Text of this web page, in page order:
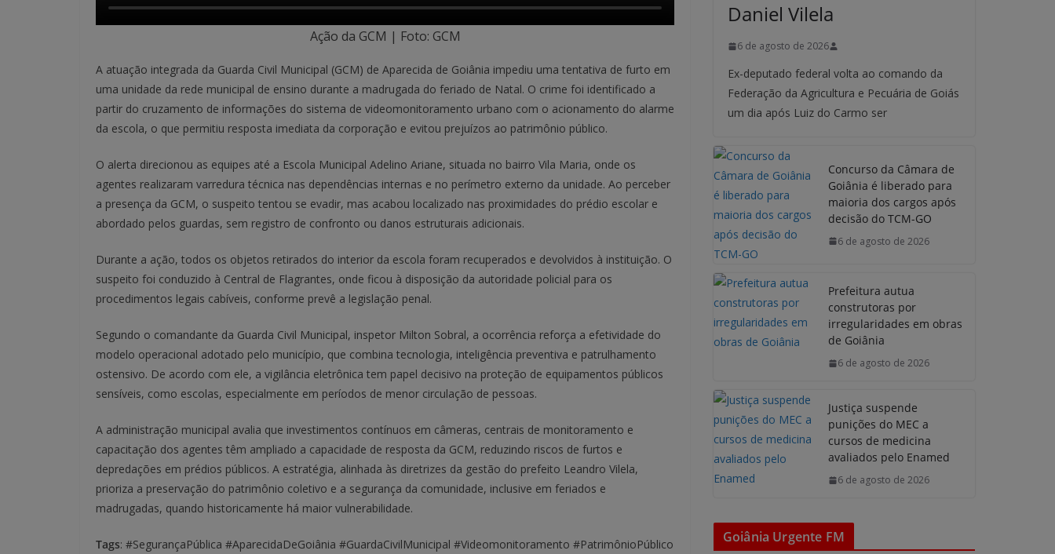
Ação da GCM | Foto: GCM
A atuação integrada da Guarda Civil Municipal (GCM) de Aparecida de Goiânia impediu uma tentativa de furto em
uma unidade da rede municipal de ensino durante a madrugada do feriado de Natal. O crime foi identificado a
partir do cruzamento de informações do sistema de videomonitoramento urbano com o acionamento do alarme
da escola, o que permitiu resposta imediata da corporação e evitou prejuízos ao patrimônio público.
O alerta direcionou as equipes até a Escola Municipal Adelino Ariane, situada no bairro Vila Maria, onde os
agentes realizaram varredura técnica nas dependências internas e no perímetro externo da unidade. Ao perceber
a presença da GCM, o suspeito tentou se evadir, mas acabou localizado nas proximidades do prédio escolar e
abordado pelos guardas, sem registro de confronto ou danos estruturais adicionais.
Durante a ação, todos os objetos retirados do interior da escola foram recuperados e devolvidos à instituição. O
suspeito foi conduzido à Central de Flagrantes, onde ficou à disposição da autoridade policial para os
procedimentos legais cabíveis, conforme prevê a legislação penal.
Segundo o comandante da Guarda Civil Municipal, inspetor Milton Sobral, a ocorrência reforça a efetividade do
modelo operacional adotado pelo município, que combina tecnologia, inteligência preventiva e patrulhamento
ostensivo. De acordo com ele, a vigilância eletrônica tem papel decisivo na proteção de equipamentos públicos
sensíveis, como escolas, especialmente em períodos de menor circulação de pessoas.
A administração municipal avalia que investimentos contínuos em câmeras, centrais de monitoramento e
capacitação dos agentes têm ampliado a capacidade de resposta da GCM, reduzindo riscos de furtos e
depredações em prédios públicos. A estratégia, alinhada às diretrizes da gestão do prefeito Leandro Vilela,
prioriza a preservação do patrimônio coletivo e a segurança da comunidade, inclusive em feriados e
madrugadas, quando historicamente há maior vulnerabilidade.
Tags: #SegurançaPública #AparecidaDeGoiânia #GuardaCivilMunicipal #Videomonitoramento #PatrimônioPúblico
Daniel Vilela
6 de agosto de 2026
Ex-deputado federal volta ao comando da
Federação da Agricultura e Pecuária de Goiás
um dia após Luiz do Carmo ser
Concurso da Câmara de
Goiânia é liberado para
maioria dos cargos após
decisão do TCM-GO
6 de agosto de 2026
Prefeitura autua
construtoras por
irregularidades em obras
de Goiânia
6 de agosto de 2026
Justiça suspende
punições do MEC a
cursos de medicina
avaliados pelo Enamed
6 de agosto de 2026
Goiânia Urgente FM